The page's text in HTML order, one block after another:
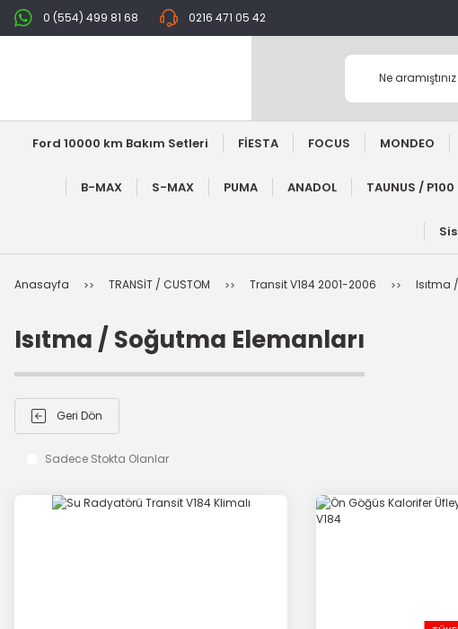
0 (554) 499 81 68 0216 471 05 42
Ford 10000 km Bakım Setleri FİESTA FOCUS MONDEO
B-MAX S-MAX PUMA ANADOL TAUNUS / P100
Anasayfa TRANSİT / CUSTOM Transit V184 2001-2006 Isıtma
Isıtma / Soğutma Elemanları
Geri Dön
Sadece Stokta Olanlar